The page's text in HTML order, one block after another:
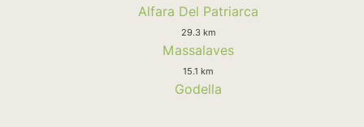
Alfara Del Patriarca
29.3 km
Massalaves
15.1 km
Godella